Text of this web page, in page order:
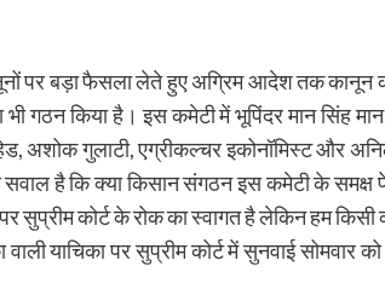
पर बड़ा फैसला लेते हुए अग्रिम आदेश तक कानून
गठन किया है। इस कमेटी में भूपिंदर मान सिंह
अशोक गुलाटी, एग्रीकल्चर इकोनॉमिस्ट और
है कि क्या किसान संगठन इस कमेटी के समक्ष
सुप्रीम कोर्ट के रोक का स्वागत है लेकिन हम
याचिका पर सुप्रीम कोर्ट में सुनवाई सोमवार